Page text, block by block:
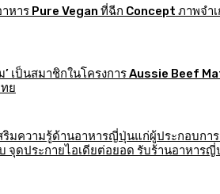
หาร Pure Vegan ที่ฉีก Concept ภาพจำเ
’ เป็นสมาชิกในโครงการ Aussie Beef
ย
ริมความรู้ด้านอาหารญี่ปุ่นแก่ผู้ประกอบกา
จุดประกายไอเดียต่อยอด รับร้านอาหาร